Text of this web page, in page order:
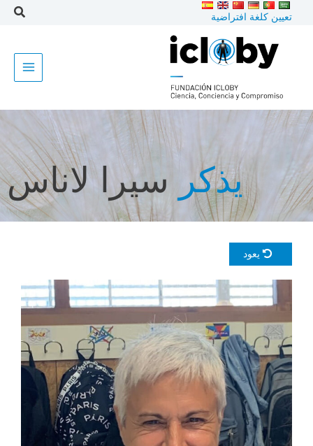
تخطى
تعيين كلغة افتراضية
يذكر سيرا لاناس
يعود